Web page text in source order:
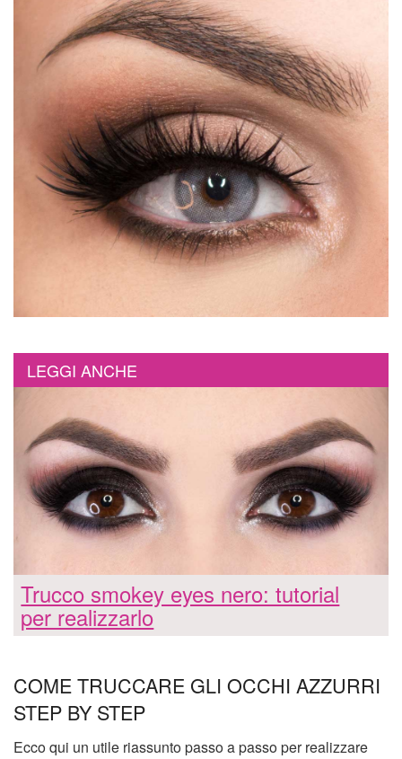
LEGGI ANCHE
Trucco smokey eyes nero: tutorial
per realizzarlo
COME TRUCCARE GLI OCCHI AZZURRI
STEP BY STEP
Ecco qui un utile riassunto passo a passo per realizzare